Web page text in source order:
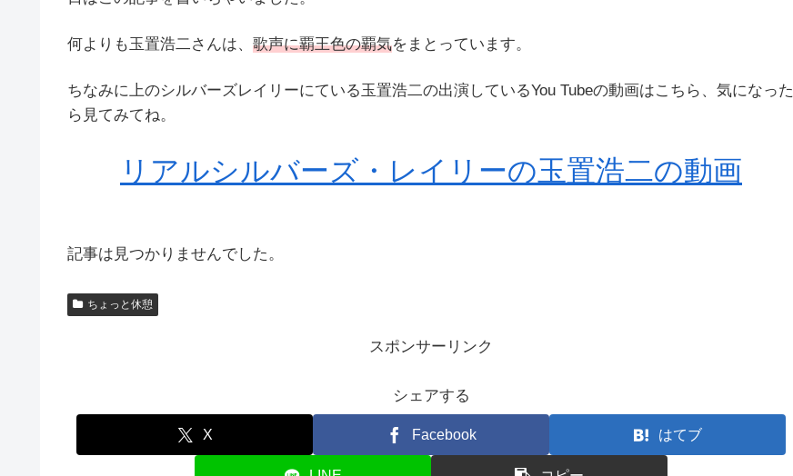
何よりも玉置浩二さんは、 歌声に覇王色の覇気をまとっています。
ちなみに上のシルバーズレイリーにている玉置浩二の出演しているYou Tubeの動画はこちら、気になった
ら見てみてね。
リアルシルバーズ・レイリーの玉置浩二の動画
記事は見つかりませんでした。
ちょっと休憩
スポンサーリンク
シェアする
X Facebook はてブ